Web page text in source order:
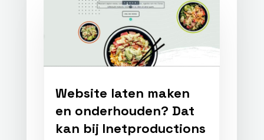
Website laten maken
en onderhouden? Dat
kan bij Inetproductions